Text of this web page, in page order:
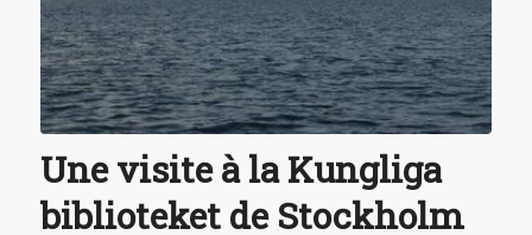
Une visite à la Kungliga
biblioteket de Stockholm